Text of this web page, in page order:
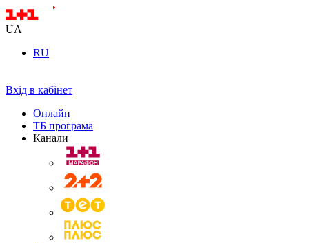
UA
RU
Вхід в кабінет
Онлайн
ТБ програма
Канали